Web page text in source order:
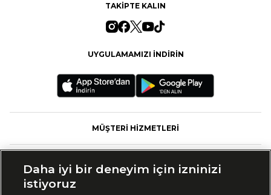
TAKİPTE KALIN
UYGULAMAMIZI İNDİRİN
MÜŞTERİ HİZMETLERİ
Daha iyi bir deneyim için izninizi
istiyoruz